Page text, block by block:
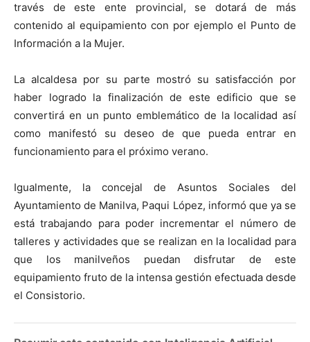
través de este ente provincial, se dotará de más
contenido al equipamiento con por ejemplo el Punto de
Información a la Mujer.
La alcaldesa por su parte mostró su satisfacción por
haber logrado la finalización de este edificio que se
convertirá en un punto emblemático de la localidad así
como manifestó su deseo de que pueda entrar en
funcionamiento para el próximo verano.
Igualmente, la concejal de Asuntos Sociales del
Ayuntamiento de Manilva, Paqui López, informó que ya se
está trabajando para poder incrementar el número de
talleres y actividades que se realizan en la localidad para
que los manilveños puedan disfrutar de este
equipamiento fruto de la intensa gestión efectuada desde
el Consistorio.